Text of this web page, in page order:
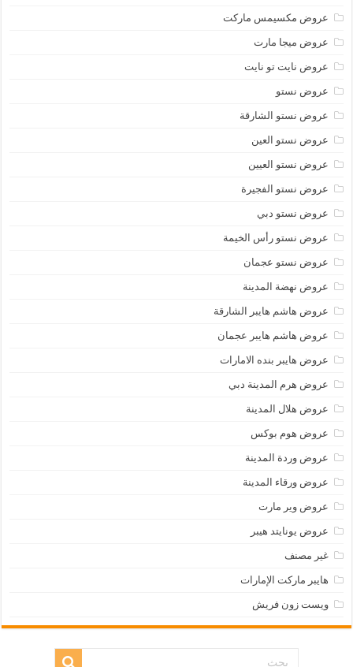
عروض مكسيمس ماركت
عروض ميجا مارت
عروض نايت تو نايت
عروض نستو
عروض نستو الشارقة
عروض نستو العين
عروض نستو العيين
عروض نستو الفجيرة
عروض نستو دبي
عروض نستو رأس الخيمة
عروض نستو عجمان
عروض نهضة المدينة
عروض هاشم هايبر الشارقة
عروض هاشم هايبر عجمان
عروض هايبر بنده الامارات
عروض هرم المدينة دبي
عروض هلال المدينة
عروض هوم بوكس
عروض وردة المدينة
عروض ورقاء المدينة
عروض وير مارت
عروض يونايتد هيبر
غير مصنف
هايبر ماركت الإمارات
ويست زون فريش